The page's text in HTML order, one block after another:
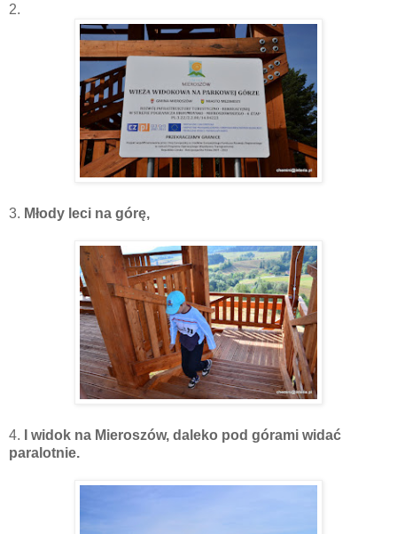
2.
3. Młody leci na górę,
4.
I widok na Mieroszów, daleko pod górami widać
paralotnie.